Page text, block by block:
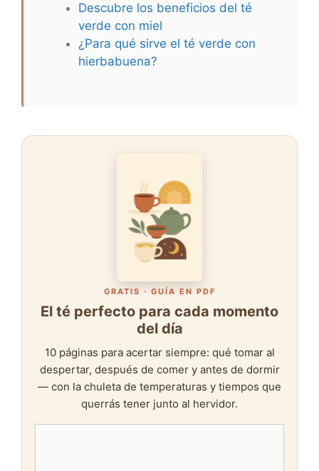
Descubre los beneficios del té
verde con miel
¿Para qué sirve el té verde con
hierbabuena?
GRATIS · GUÍA EN PDF
El té perfecto para cada momento
del día
10 páginas para acertar siempre: qué tomar al
despertar, después de comer y antes de dormir
— con la chuleta de temperaturas y tiempos que
querrás tener junto al hervidor.